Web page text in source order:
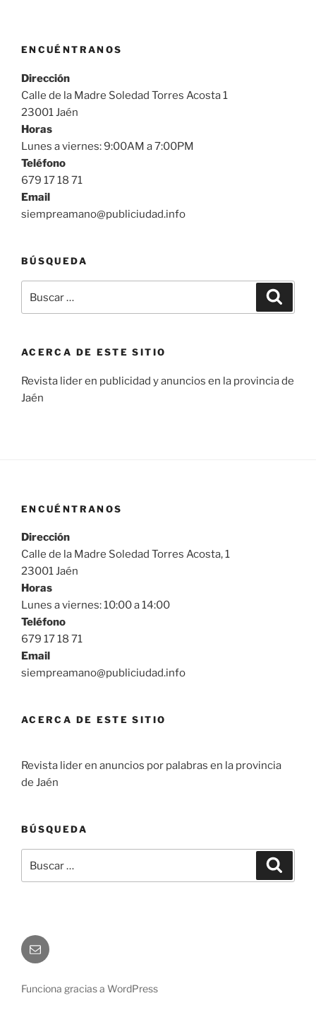
ENCUÉNTRANOS
Dirección
Calle de la Madre Soledad Torres Acosta 1
23001 Jaén
Horas
Lunes a viernes: 9:00AM a 7:00PM
Teléfono
679 17 18 71
Email
siempreamano@publiciudad.info
BÚSQUEDA
por:
ACERCA DE ESTE SITIO
Revista lider en publicidad y anuncios en la provincia de
Jaén
ENCUÉNTRANOS
Dirección
Calle de la Madre Soledad Torres Acosta, 1
23001 Jaén
Horas
Lunes a viernes: 10:00 a 14:00
Teléfono
679 17 18 71
Email
siempreamano@publiciudad.info
ACERCA DE ESTE SITIO
Revista lider en anuncios por palabras en la provincia
de Jaén
BÚSQUEDA
por:
Correo
electrónico
Funciona gracias a WordPress